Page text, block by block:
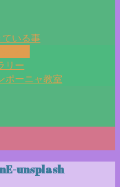
いる事
リー
ポーニャ教室
unsplash